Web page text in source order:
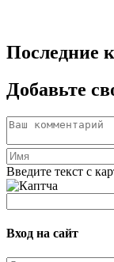
Последние
Добавьте
Введите текст с
Вход на сайт